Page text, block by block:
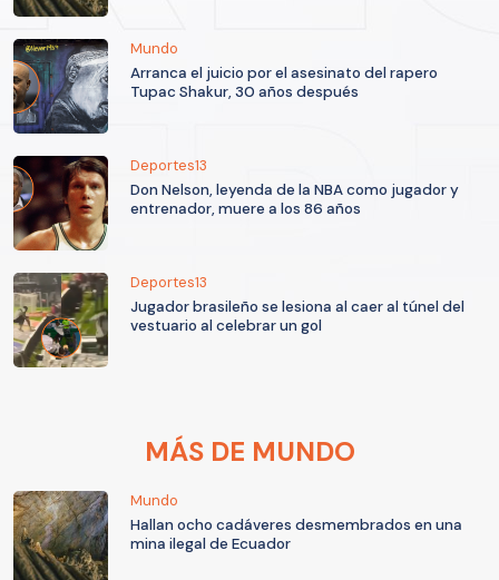
Mundo
Arranca el juicio por el asesinato del rapero
Tupac Shakur, 30 años después
Deportes13
Don Nelson, leyenda de la NBA como jugador y
entrenador, muere a los 86 años
Deportes13
Jugador brasileño se lesiona al caer al túnel del
vestuario al celebrar un gol
MÁS DE MUNDO
Mundo
Hallan ocho cadáveres desmembrados en una
mina ilegal de Ecuador